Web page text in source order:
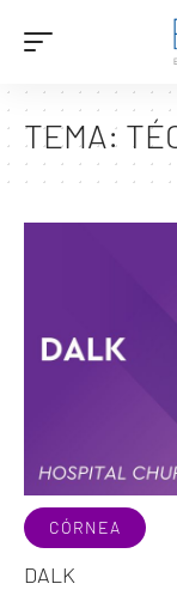
TEMA:
CÓRNEA
DALK